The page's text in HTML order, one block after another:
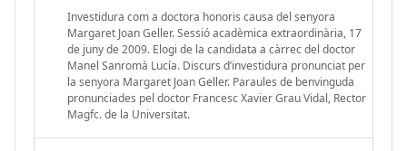
Investidura com a doctora honoris causa del senyora
Margaret Joan Geller. Sessió acadèmica extraordinària, 17
de juny de 2009. Elogi de la candidata a càrrec del doctor
Manel Sanromà Lucía. Discurs d’investidura pronunciat per
la senyora Margaret Joan Geller. Paraules de benvinguda
pronunciades pel doctor Francesc Xavier Grau Vidal, Rector
Magfc. de la Universitat.